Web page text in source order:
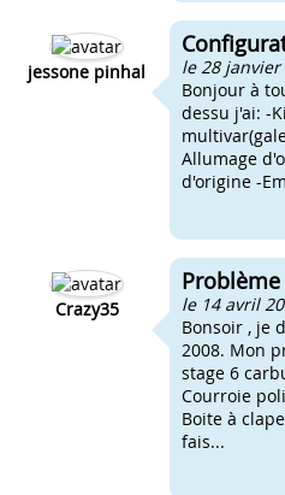
jessone pinhal
le 28 janvier
Bonjour à
dessu j'ai: -
Allumage
d'origine -
Crazy35
le 14 avril
Bonsoir , je
2008. Mon
stage 6
Courroie
Boite à
fais...